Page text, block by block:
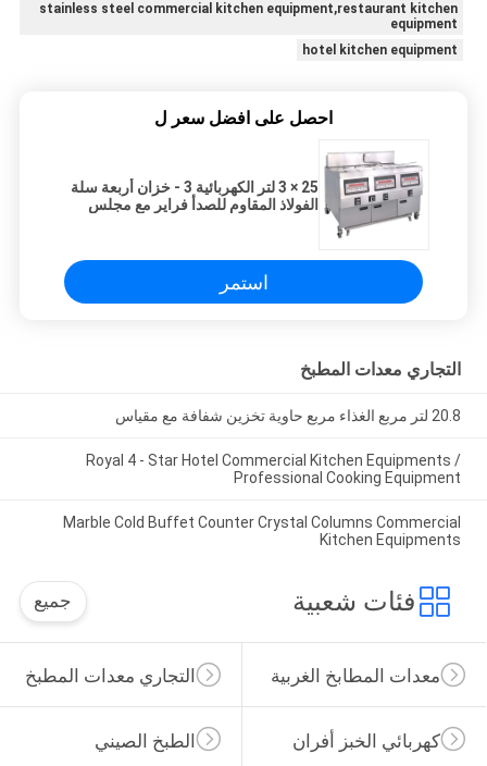
stainless steel commercial kitchen equipment,restaurant kitchen
equipment
hotel kitchen equipment
احصل على افضل سعر ل
25 × 3 لتر الكهربائية 3 - خزان أربعة سلة
الفولاذ المقاوم للصدأ فراير مع مجلس
استمر
التجاري معدات المطبخ
20.8 لتر مربع الغذاء مربع حاوية تخزين شفافة مع مقياس
Royal 4 - Star Hotel Commercial Kitchen Equipments /
Professional Cooking Equipment
Marble Cold Buffet Counter Crystal Columns Commercial
Kitchen Equipments
فئات شعبية جميع
التجاري معدات المطبخ معدات المطابخ الغربية
الطبخ الصيني كهربائي الخبز أفران